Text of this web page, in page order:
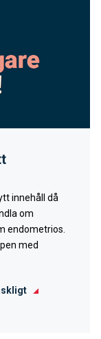
innehåll då
om
endometrios.
med